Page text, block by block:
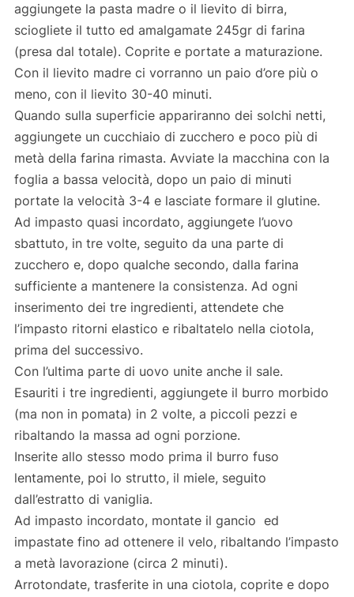
aggiungete la pasta madre o il lievito di birra,
sciogliete il tutto ed amalgamate 245gr di farina
(presa dal totale). Coprite e portate a maturazione.
Con il lievito madre ci vorranno un paio d’ore più o
meno, con il lievito 30-40 minuti.
Quando sulla superficie appariranno dei solchi netti,
aggiungete un cucchiaio di zucchero e poco più di
metà della farina rimasta. Avviate la macchina con la
foglia a bassa velocità, dopo un paio di minuti
portate la velocità 3-4 e lasciate formare il glutine.
Ad impasto quasi incordato, aggiungete l’uovo
sbattuto, in tre volte, seguito da una parte di
zucchero e, dopo qualche secondo, dalla farina
sufficiente a mantenere la consistenza. Ad ogni
inserimento dei tre ingredienti, attendete che
l’impasto ritorni elastico e ribaltatelo nella ciotola,
prima del successivo.
Con l’ultima parte di uovo unite anche il sale.
Esauriti i tre ingredienti, aggiungete il burro morbido
(ma non in pomata) in 2 volte, a piccoli pezzi e
ribaltando la massa ad ogni porzione.
Inserite allo stesso modo prima il burro fuso
lentamente, poi lo strutto, il miele, seguito
dall’estratto di vaniglia.
Ad impasto incordato, montate il gancio ed
impastate fino ad ottenere il velo, ribaltando l’impasto
a metà lavorazione (circa 2 minuti).
Arrotondate, trasferite in una ciotola, coprite e dopo